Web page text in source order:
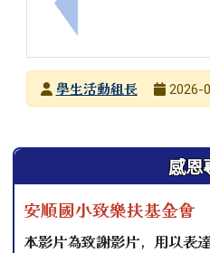
上一筆：熱傷害衛教宣
發布者學生活動組長
2026-
左邊區域內容 感恩
安順國小致樂扶基金會
本影片為致謝影片，用以表